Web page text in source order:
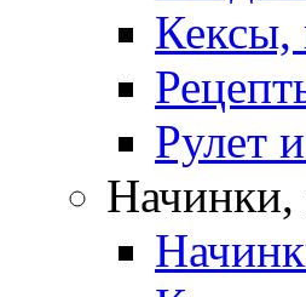
Кексы,
Рулет
Начинки,